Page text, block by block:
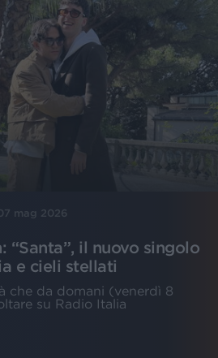
mag 2026
“Santa”, il nuovo singolo
e cieli stellati
che da domani (venerdì 8
su Radio Italia